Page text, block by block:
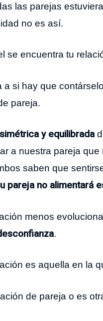
las parejas
no es así.
se encuentra tu
a si hay que
pareja.
y equilibrada
a nuestra pareja
saben que
pareja no alimentará
menos
.
es aquella en la
de pareja o es